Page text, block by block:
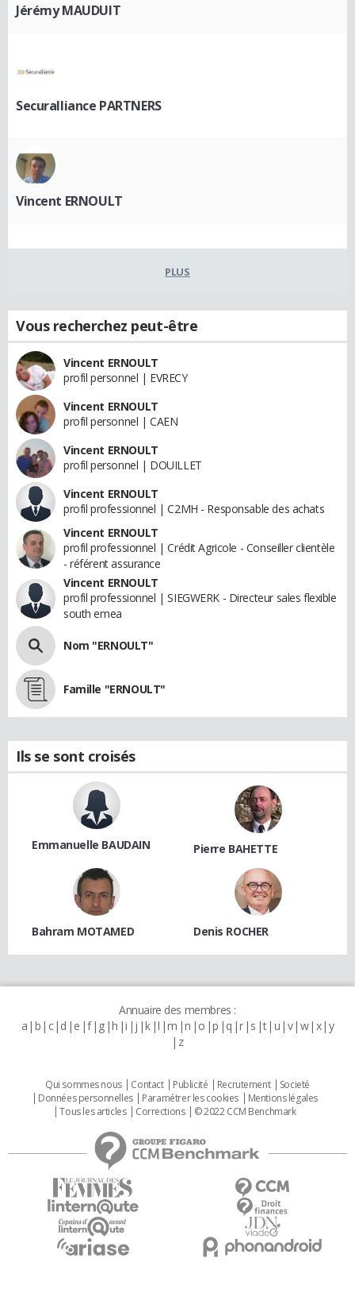
Jérémy MAUDUIT
Securalliance PARTNERS
Vincent ERNOULT
PLUS
Vous recherchez peut-être
Vincent ERNOULT
profil personnel | EVRECY
Vincent ERNOULT
profil personnel | CAEN
Vincent ERNOULT
profil personnel | DOUILLET
Vincent ERNOULT
profil professionnel | C2MH - Responsable des achats
Vincent ERNOULT
profil professionnel | Crédit Agricole - Conseiller clientèle
- référent assurance
Vincent ERNOULT
profil professionnel | SIEGWERK - Directeur sales flexible
south emea
Nom "ERNOULT"
Famille "ERNOULT"
Ils se sont croisés
Emmanuelle BAUDAIN Pierre BAHETTE
Bahram MOTAMED Denis ROCHER
Annuaire des membres :
a b c d e f g h i j k l m n o p q r s t u v w x y
z
Qui sommes nous Contact Publicité Recrutement
Societé
Données personnelles
Paramétrer les cookies
Mentions légales
Tous les articles
Corrections © 2022 CCM Benchmark